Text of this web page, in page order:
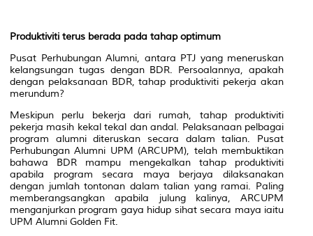
Produktiviti terus berada pada tahap optimum
Pusat Perhubungan Alumni, antara PTJ yang meneruskan
kelangsungan tugas dengan BDR. Persoalannya, apakah
dengan pelaksanaan BDR, tahap produktiviti pekerja akan
merundum?
Meskipun perlu bekerja dari rumah, tahap produktiviti
pekerja masih kekal tekal dan andal. Pelaksanaan pelbagai
program alumni diteruskan secara dalam talian. Pusat
Perhubungan Alumni UPM (ARCUPM), telah membuktikan
bahawa BDR mampu mengekalkan tahap produktiviti
apabila program secara maya berjaya dilaksanakan
dengan jumlah tontonan dalam talian yang ramai. Paling
memberangsangkan apabila julung kalinya, ARCUPM
menganjurkan program gaya hidup sihat secara maya iaitu
UPM Alumni Golden Fit.